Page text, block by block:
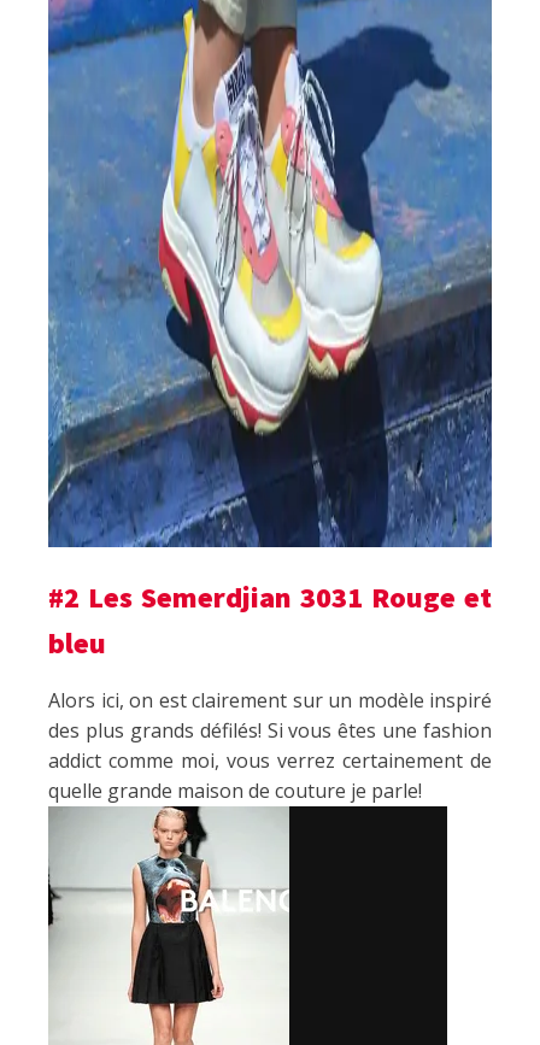
#2 Les Semerdjian 3031 Rouge et
bleu
Alors ici, on est clairement sur un modèle inspiré
des plus grands défilés! Si vous êtes une fashion
addict comme moi, vous verrez certainement de
quelle grande maison de couture je parle!